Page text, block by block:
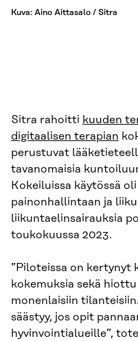
Kuva: Aino Aittasalo / Sitra
Sitra rahoitti kuuden
digitaalisen terapian
perustuvat
tavanomaisia
Kokeiluissa käytössä
painonhallintaan ja
liikuntaelinsairauksia
toukokuussa 2023.
”Piloteissa on kertynyt
kokemuksia sekä
monenlaisiin
säästyy, jos opit
hyvinvointialueille”,